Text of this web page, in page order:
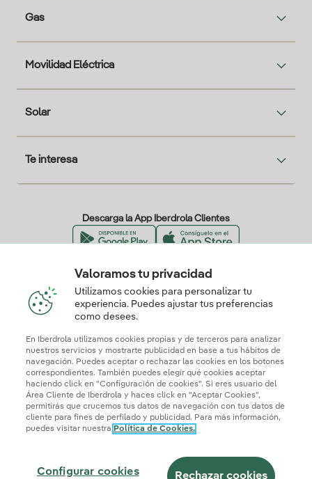
Gas
Movilidad Eléctrica
Solar
Te interesa
Descarga la App Iberdrola Clientes
Nuestros certificados de confianza
Mapa webInformación legal y Política de cookies
Seguridad de la informaciónAccesibilidad
¿Cómo ser colaborador?
Transparencia IAIberdrola.com
Valoramos tu privacidad
Utilizamos cookies para personalizar tu
experiencia. Puedes ajustar tus preferencias
como desees.
En Iberdrola utilizamos cookies propias y de terceros para analizar
nuestros servicios y mostrarte publicidad en base a tus hábitos de
navegación. Puedes aceptar o rechazar las cookies en los botones
correspondientes. También puedes elegir qué cookies aceptar
haciendo click en "Configuración de cookies". Si eres usuario del
Área Cliente de Iberdrola y haces click en "Aceptar Cookies",
permitirás que crucemos tus datos de navegación con tus datos de
cliente para fines de perfilado y publicidad. Para más información,
puedes visitar nuestra Política de Cookies.
Configurar cookies Rechazar cookies